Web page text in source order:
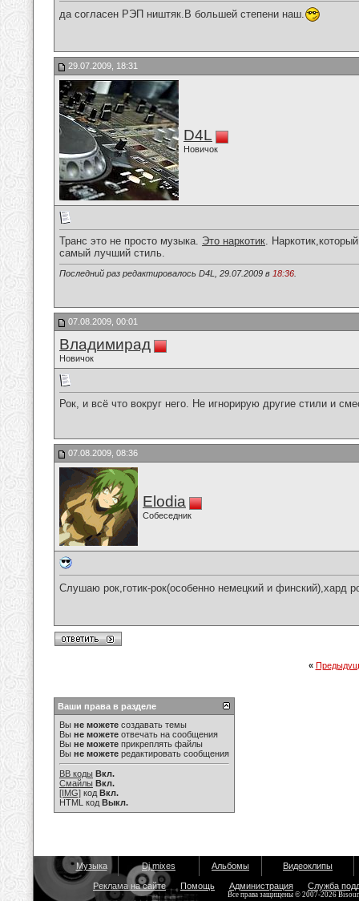
да согласен РЭП ништяк.В большей степени наш.
29.07.2009, 18:31
D4L
Новичок
Транс это не просто музыка. Это наркотик.
самый лучший стиль.
Последний раз редактировалось D4L, 29.07.2009 в 18:36
07.08.2009, 00:01
Владимирад
Новичок
Рок, и всё что вокруг него. Не игнорирую другие стили и
07.08.2009, 08:36
Elodia
Собеседник
Слушаю рок,готик-рок(особенно немецкий и финский),хард
«
Ваши права в разделе
Вы не можете создавать темы
Вы не можете отвечать на сообщения
Вы не можете прикреплять файлы
Вы не можете редактировать сообщения
BB коды Вкл.
Смайлы Вкл.
[IMG] код Вкл.
HTML код Выкл.
Музыка Dj mixes Альбомы Видеоклипы
Реклама на сайте Помощь Администрация Служба
Все права защищены © 2007-2026